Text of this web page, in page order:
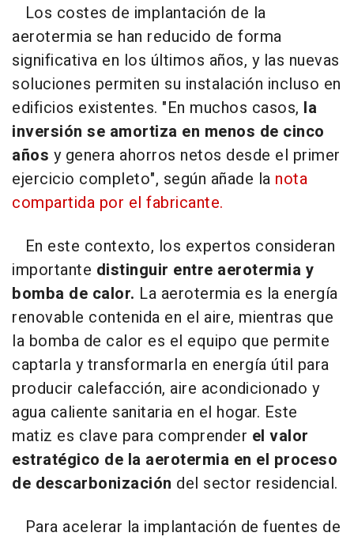
Los costes de implantación de la
aerotermia se han reducido de forma
significativa en los últimos años, y las nuevas
soluciones permiten su instalación incluso en
edificios existentes. "En muchos casos, la
inversión se amortiza en menos de cinco
años y genera ahorros netos desde el primer
ejercicio completo", según añade la nota
compartida por el fabricante.
En este contexto, los expertos consideran
importante distinguir entre aerotermia y
bomba de calor. La aerotermia es la energía
renovable contenida en el aire, mientras que
la bomba de calor es el equipo que permite
captarla y transformarla en energía útil para
producir calefacción, aire acondicionado y
agua caliente sanitaria en el hogar. Este
matiz es clave para comprender el valor
estratégico de la aerotermia en el proceso
de descarbonización del sector residencial.
Para acelerar la implantación de fuentes de